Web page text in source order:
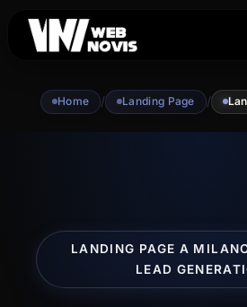
Home / Landing Page /
LANDING PAGE A
LEAD